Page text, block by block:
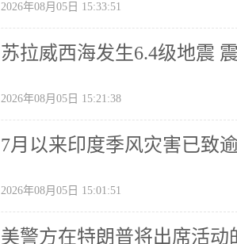
2026年08月05日 15:33:51
苏拉威西海发生6.4级地震
2026年08月05日 15:21:38
7月以来印度季风灾害已致
2026年08月05日 15:01:51
美警方在特朗普将出席活